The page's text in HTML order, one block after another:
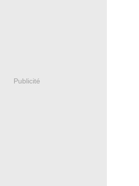
Publicité